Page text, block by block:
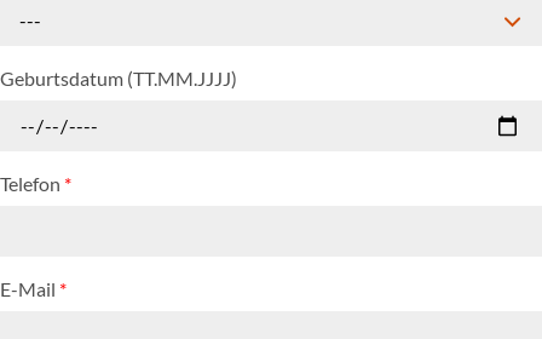
---
Geburtsdatum (TT.MM.JJJJ)
Telefon *
E-Mail *